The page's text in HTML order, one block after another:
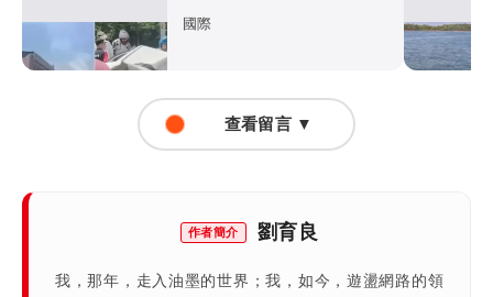
國際
查看留言 ▼
作者簡介 劉育良
我，那年，走入油墨的世界；我，如今，遊盪網路的領